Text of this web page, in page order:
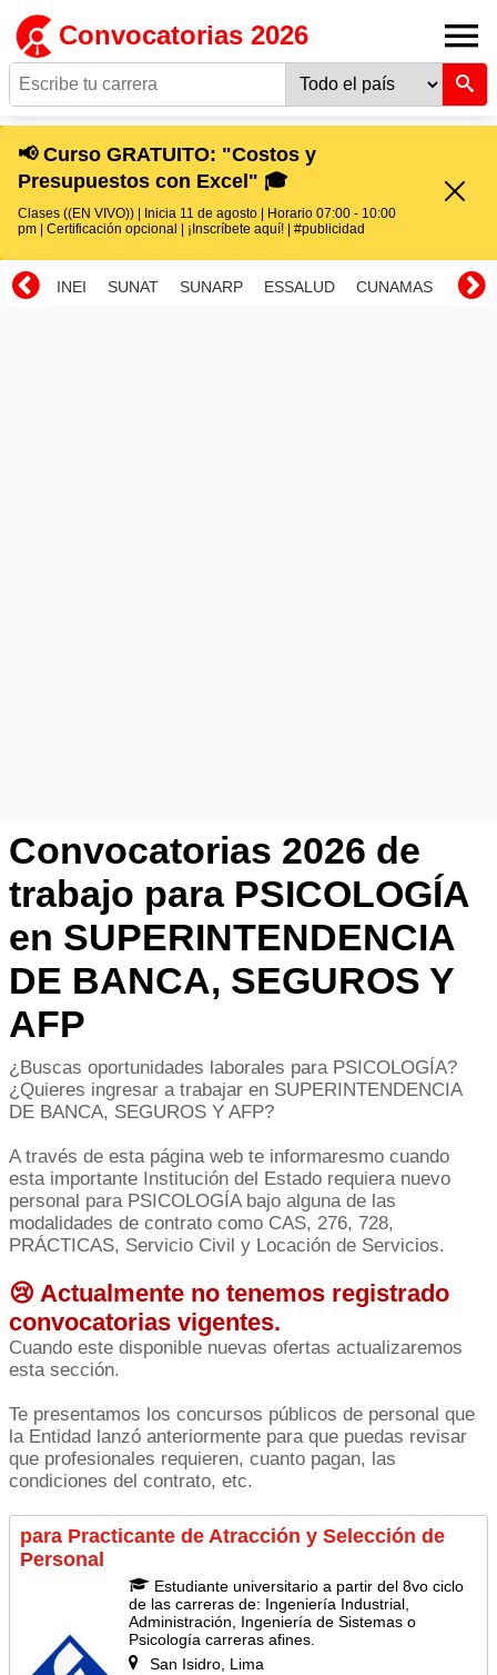
Convocatorias 2026
📢 Curso GRATUITO: "Costos y
Presupuestos con Excel" 🎓
Clases ((EN VIVO)) | Inicia 11 de agosto | Horario 07:00 - 10:00
pm | Certificación opcional | ¡Inscríbete aquí! | #publicidad
INEI SUNAT SUNARP ESSALUD CUNAMAS
Convocatorias 2026 de
trabajo para PSICOLOGÍA
en SUPERINTENDENCIA
DE BANCA, SEGUROS Y
AFP
¿Buscas oportunidades laborales para PSICOLOGÍA?
¿Quieres ingresar a trabajar en SUPERINTENDENCIA
DE BANCA, SEGUROS Y AFP?
A través de esta página web te informaresmo cuando
esta importante Institución del Estado requiera nuevo
personal para PSICOLOGÍA bajo alguna de las
modalidades de contrato como CAS, 276, 728,
PRÁCTICAS, Servicio Civil y Locación de Servicios.
😢 Actualmente no tenemos registrado
convocatorias vigentes.
Cuando este disponible nuevas ofertas actualizaremos
esta sección.
Te presentamos los concursos públicos de personal que
la Entidad lanzó anteriormente para que puedas revisar
que profesionales requieren, cuanto pagan, las
condiciones del contrato, etc.
para Practicante de Atracción y Selección de
Personal
Estudiante universitario a partir del 8vo ciclo
de las carreras de: Ingeniería Industrial,
Administración, Ingeniería de Sistemas o
Psicología carreras afines.
San Isidro, Lima